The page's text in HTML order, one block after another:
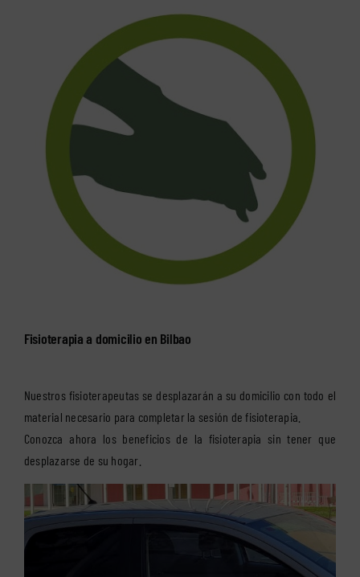
Fisioterapia a domicilio en Bilbao
Nuestros fisioterapeutas se desplazarán a su domicilio con todo el
material necesario para completar la sesión de fisioterapia.
Conozca ahora los beneficios de la fisioterapia sin tener que
desplazarse de su hogar.